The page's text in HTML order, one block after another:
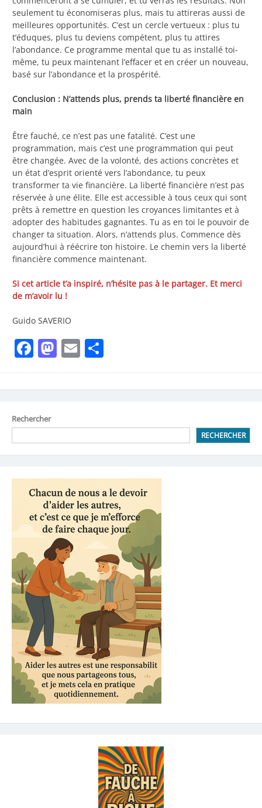
seulement tu économiseras plus, mais tu attireras aussi de
meilleures opportunités. C’est un cercle vertueux : plus tu
t’éduques, plus tu deviens compétent, plus tu attires
l’abondance. Ce programme mental que tu as installé toi-
même, tu peux maintenant l’effacer et en créer un nouveau,
basé sur l’abondance et la prospérité.
Conclusion : N’attends plus, prends ta liberté financière en
main
Être fauché, ce n’est pas une fatalité. C’est une
programmation, mais c’est une programmation qui peut
être changée. Avec de la volonté, des actions concrètes et
un état d’esprit orienté vers l’abondance, tu peux
transformer ta vie financière. La liberté financière n’est pas
réservée à une élite. Elle est accessible à tous ceux qui sont
prêts à remettre en question les croyances limitantes et à
adopter des habitudes gagnantes. Tu as en toi le pouvoir de
changer ta situation. Alors, n’attends plus. Commence dès
aujourd’hui à réécrire ton histoire. Le chemin vers la liberté
financière commence maintenant.
Si cet article t’a inspiré, n’hésite pas à le partager. Et merci
de m’avoir lu !
Guido SAVERIO
Facebook
Mastodon
Email
Rechercher
RECHERCHER